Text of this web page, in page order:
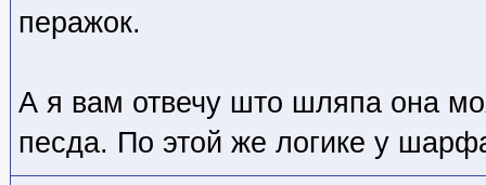
перажок.
А я вам отвечу што шляпа она
песда. По этой же логике у